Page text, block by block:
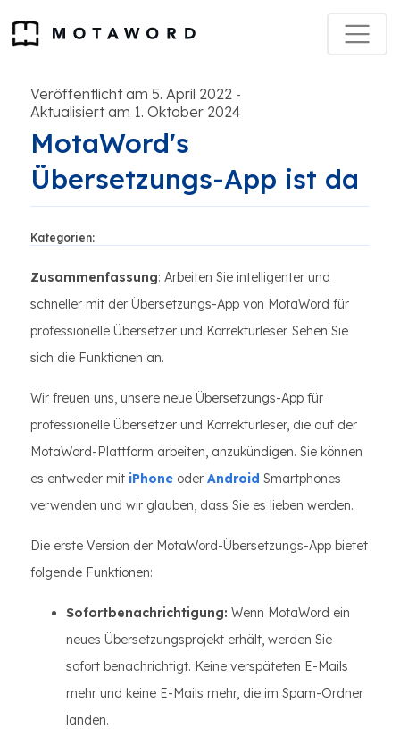
Veröffentlicht am 5. April 2022 -
Aktualisiert am 1. Oktober 2024
MotaWord's
Übersetzungs-App ist da
Kategorien:
Zusammenfassung: Arbeiten Sie intelligenter und
schneller mit der Übersetzungs-App von MotaWord für
professionelle Übersetzer und Korrekturleser. Sehen Sie
sich die Funktionen an.
Wir freuen uns, unsere neue Übersetzungs-App für
professionelle Übersetzer und Korrekturleser, die auf der
MotaWord-Plattform arbeiten, anzukündigen. Sie können
es entweder mit iPhone oder Android Smartphones
verwenden und wir glauben, dass Sie es lieben werden.
Die erste Version der MotaWord-Übersetzungs-App bietet
folgende Funktionen:
Sofortbenachrichtigung: Wenn MotaWord ein
neues Übersetzungsprojekt erhält, werden Sie
sofort benachrichtigt. Keine verspäteten E-Mails
mehr und keine E-Mails mehr, die im Spam-Ordner
landen.